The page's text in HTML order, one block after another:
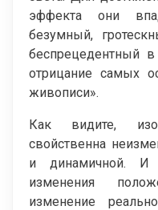
эффекта они
безумный,
беспрецедентный
отрицание самых
живописи».
Как видите,
свойственна
и динамичной. И
изменения
изменение